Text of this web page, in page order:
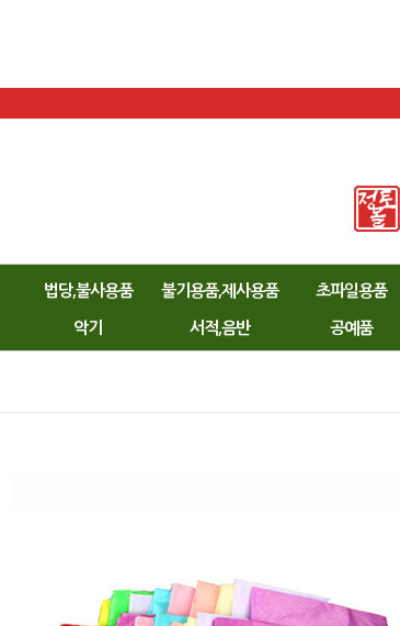
법당,불사용품 불기용품,제사용품 초파일용품
악기 서적,음반 공예품